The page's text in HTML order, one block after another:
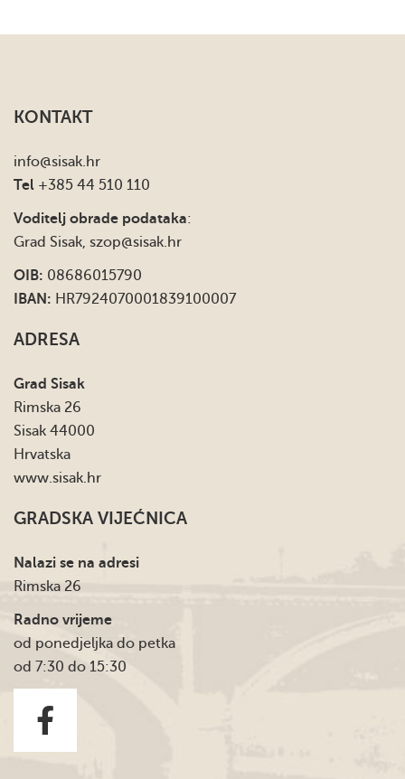
KONTAKT
info@sisak.hr
Tel +385 44 510 110
Voditelj obrade podataka:
Grad Sisak, szop@sisak.hr
OIB: 08686015790
IBAN: HR7924070001839100007
ADRESA
Grad Sisak
Rimska 26
Sisak 44000
Hrvatska
www.sisak.hr
GRADSKA VIJEĆNICA
Nalazi se na adresi
Rimska 26
Radno vrijeme
od ponedjeljka do petka
od 7:30 do 15:30